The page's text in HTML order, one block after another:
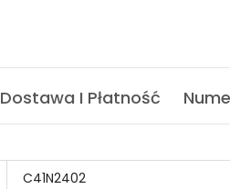
Dostawa I Płatność
C41N2402